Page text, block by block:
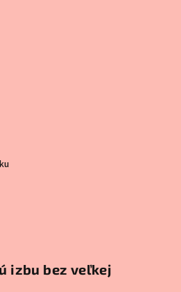
izbu bez veľkej